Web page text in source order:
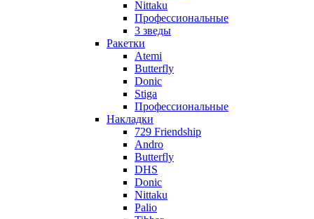
Nittaku
Профессиональные
3 зведы
Ракетки
Atemi
Butterfly
Donic
Stiga
Профессиональные
Накладки
729 Friendship
Andro
Butterfly
DHS
Donic
Nittaku
Palio